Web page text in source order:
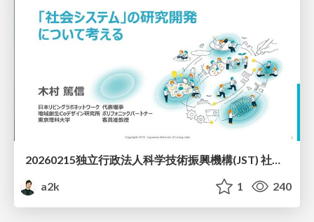
20260215独立行政法人科学技術振興機構(JST) 社会技術研究開発センター(RISTEX)ケアが根づく社会システム _公開シンポジウム
a2k
1 240